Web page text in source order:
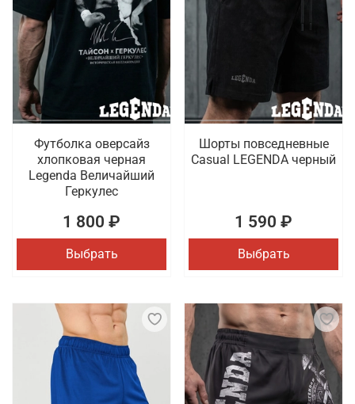
Футболка оверсайз
хлопковая черная
Legenda Величайший
Геркулес
1 800 ₽
Выбрать
Шорты повседневные
Casual LEGENDA черный
1 590 ₽
Выбрать